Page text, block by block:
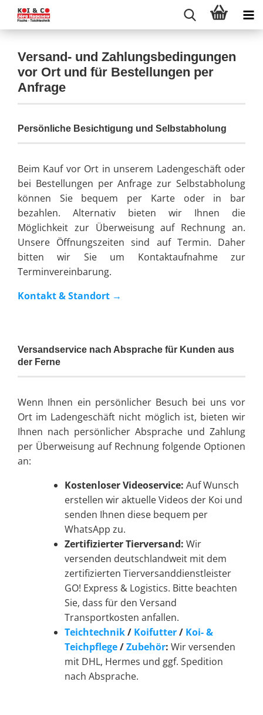
Versand- und Zahlungsbedingungen
vor Ort und für Bestellungen per
Anfrage
Persönliche Besichtigung und Selbstabholung
Beim Kauf vor Ort in unserem Ladengeschäft oder
bei Bestellungen per Anfrage zur Selbstabholung
können Sie bequem per Karte oder in bar
bezahlen. Alternativ bieten wir Ihnen die
Möglichkeit zur Überweisung auf Rechnung an.
Unsere Öffnungszeiten sind auf Termin. Daher
bitten wir Sie um Kontaktaufnahme zur
Terminvereinbarung.
Kontakt & Standort →
Versandservice nach Absprache für Kunden aus
der Ferne
Wenn Ihnen ein persönlicher Besuch bei uns vor
Ort im Ladengeschäft nicht möglich ist, bieten wir
Ihnen nach persönlicher Absprache und Zahlung
per Überweisung auf Rechnung folgende Optionen
an:
Kostenloser Videoservice: Auf Wunsch
erstellen wir aktuelle Videos der Koi und
senden Ihnen diese bequem per
WhatsApp zu.
Zertifizierter Tierversand: Wir
versenden deutschlandweit mit dem
zertifizierten Tierversanddienstleister
GO! Express & Logistics. Bitte beachten
Sie, dass für den Versand
Transportkosten anfallen.
Teichtechnik/ Koifutter/ Koi- &
Teichpflege/Zubehör: Wir versenden
mit DHL, Hermes und ggf. Spedition
nach Absprache.